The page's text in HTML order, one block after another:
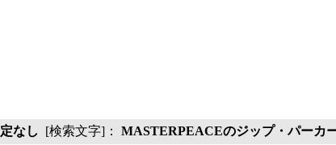
なし [検索文字]： MASTERPEACEのジップ・パーカ